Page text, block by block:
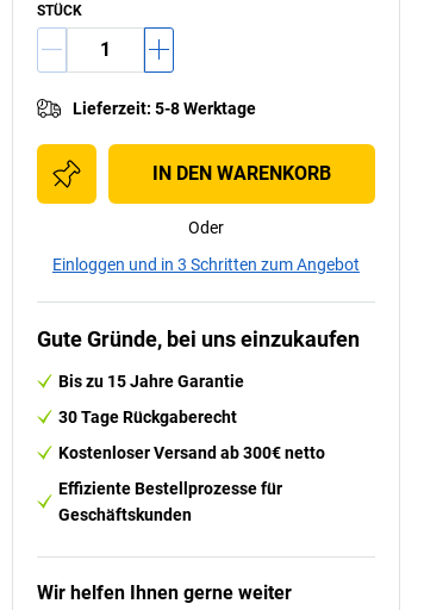
STÜCK
Lieferzeit: 5-8 Werktage
IN DEN WARENKORB
Oder
Einloggen und in 3 Schritten zum Angebot
Gute Gründe, bei uns einzukaufen
Bis zu 15 Jahre Garantie
30 Tage Rückgaberecht
Kostenloser Versand ab 300€ netto
Effiziente Bestellprozesse für
Geschäftskunden
Wir helfen Ihnen gerne weiter